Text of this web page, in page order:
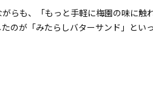
らも、「もっと手軽に梅園の味に触
のが「みたらしバターサンド」とい